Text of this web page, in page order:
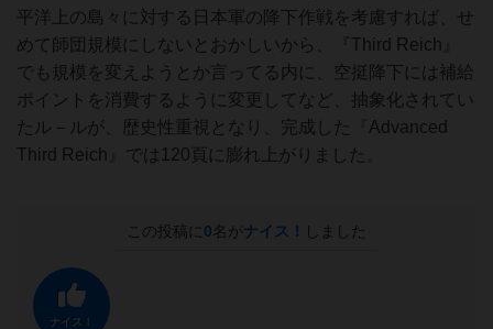
平洋上の島々に対する日本軍の降下作戦を考慮すれば、せ
めて師団規模にしないとおかしいから、『Third Reich』
でも規模を変えようとか言ってる内に、空挺降下には補給
ポイントを消費するように変更してなど、抽象化されてい
たル－ルが、歴史性重視となり、完成した『Advanced
Third Reich』では120頁に膨れ上がりました。
この投稿に 0名がナイス！ しました
ナイス！